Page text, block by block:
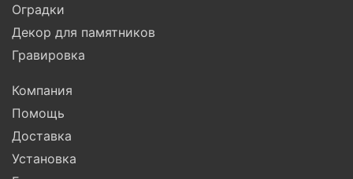
Оградки
Декор для памятников
Гравировка
Компания
Помощь
Доставка
Установка